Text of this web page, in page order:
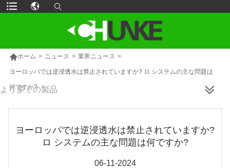
ホーム > ニュース > 業界ニュース >
ヨーロッパでは逆浸透水は禁止されていますか? ロ システムの主な問題は
何ですか?
より多くの製品
ヨーロッパでは逆浸透水は禁止されていますか?
ロ システムの主な問題は何ですか?
06-11-2024